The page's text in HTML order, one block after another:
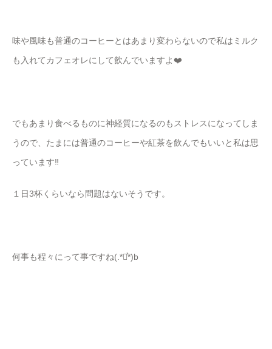
味や風味も普通のコーヒーとはあまり変わらないので私はミルク
も入れてカフェオレにして飲んでいますよ❤️
でもあまり食べるものに神経質になるのもストレスになってしま
うので、たまには普通のコーヒーや紅茶を飲んでもいいと私は思
っています‼︎
１日3杯くらいなら問題はないそうです。
何事も程々にって事ですね(.*◡͐*)b